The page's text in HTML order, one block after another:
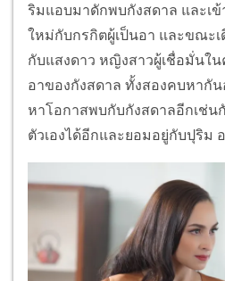
ริมแอบมาดักพบกังสดาล และเข้
ใหม่กับกรกิตผู้เป็นอา และขณะ
กับแสงดาว หญิงสาวผู้เชื่อมั่นใน
อาของกังสดาล ทั้งสองคบหากัน
หาโอกาสพบกับกังสดาลอีกเช่น
ตัวเองได้อีกและยอมอยู่กับปุริม